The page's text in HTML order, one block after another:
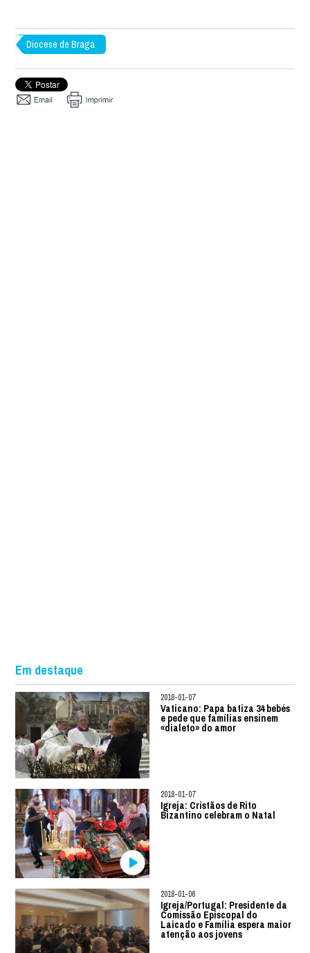
Diocese de Braga
Em destaque
2018-01-07
Vaticano: Papa batiza 34 bebés
e pede que famílias ensinem
«dialeto» do amor
2018-01-07
Igreja: Cristãos de Rito
Bizantino celebram o Natal
2018-01-06
Igreja/Portugal: Presidente da
Comissão Episcopal do
Laicado e Família espera maior
atenção aos jovens